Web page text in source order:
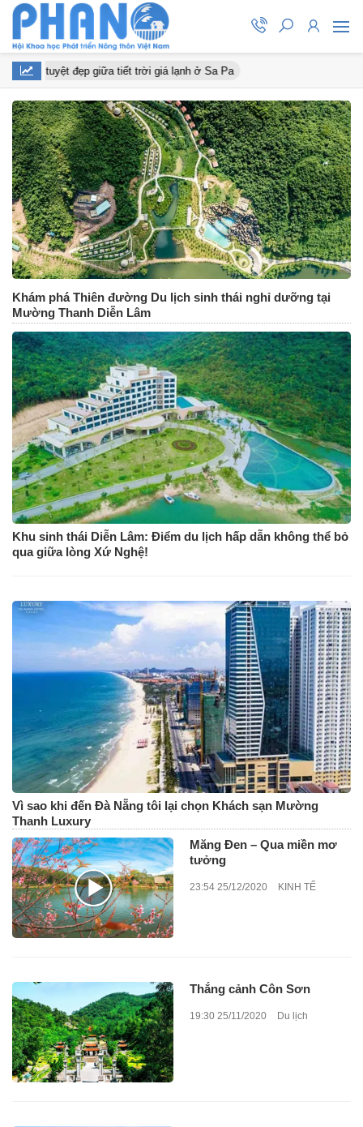
đào nở tuyệt đẹp giữa tiết trời giá lạnh ở Sa Pa
Khám phá Thiên đường Du lịch sinh thái nghỉ dưỡng tại
Mường Thanh Diễn Lâm
Khu sinh thái Diễn Lâm: Điểm du lịch hấp dẫn không thể bỏ
qua giữa lòng Xứ Nghệ!
Vì sao khi đến Đà Nẵng tôi lại chọn Khách sạn Mường
Thanh Luxury
Măng Đen – Qua miền mơ
tưởng
23:54 25/12/2020 KINH TẾ
Thắng cảnh Côn Sơn
19:30 25/11/2020 Du lịch